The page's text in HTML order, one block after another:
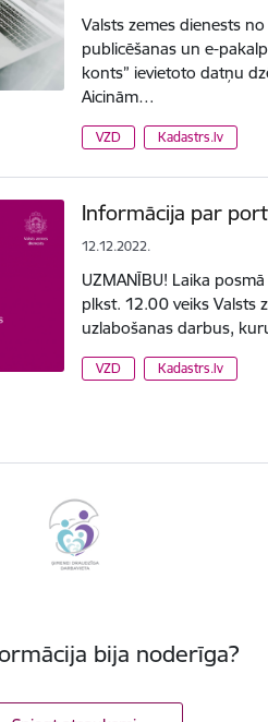
Valsts zemes dienests
publicēšanas un e-
konts” ievietoto datņu
Aicinām…
VZD Kadastrs.lv
Informācija par
12.12.2022.
UZMANĪBU! Laika
plkst. 12.00 veiks Valsts
uzlabošanas darbus,
VZD Kadastrs.lv
bija noderīga?